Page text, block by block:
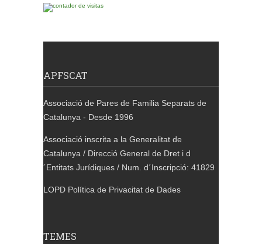
APFSCAT
Associació de Pares de Familia Separats de
Catalunya - Desde 1996
Associació inscrita a la Generalitat de
Catalunya / Direcció General de Dret i d
´Entitats Jurídiques / Num. d´Inscripció: 41829
LOPD Política de Privacitat de Dades
TEMES